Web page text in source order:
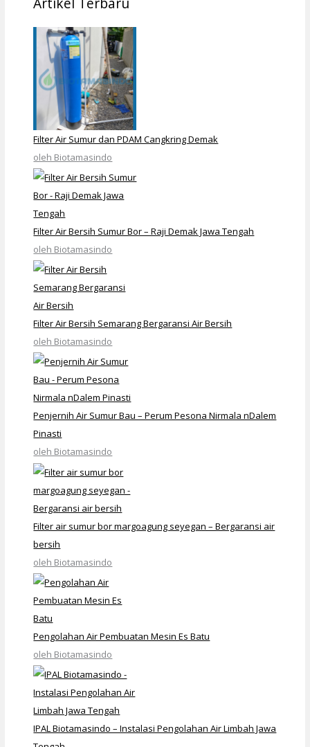
Artikel Terbaru
Filter Air Sumur dan PDAM Cangkring Demak
oleh Biotamasindo
Filter Air Bersih Sumur Bor – Raji Demak Jawa Tengah
oleh Biotamasindo
Filter Air Bersih Semarang Bergaransi Air Bersih
oleh Biotamasindo
Penjernih Air Sumur Bau – Perum Pesona Nirmala nDalem
Pinasti
oleh Biotamasindo
Filter air sumur bor margoagung seyegan – Bergaransi air
bersih
oleh Biotamasindo
Pengolahan Air Pembuatan Mesin Es Batu
oleh Biotamasindo
IPAL Biotamasindo – Instalasi Pengolahan Air Limbah Jawa